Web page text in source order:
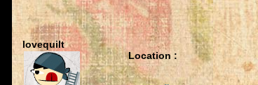
lovequilt
Location :